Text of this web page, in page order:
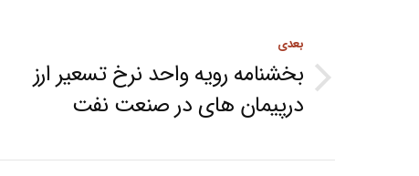
navigation
بعدی
Next
post:
بخشنامه رویه واحد نرخ تسعیر ارز
درپیمان های در صنعت نفت